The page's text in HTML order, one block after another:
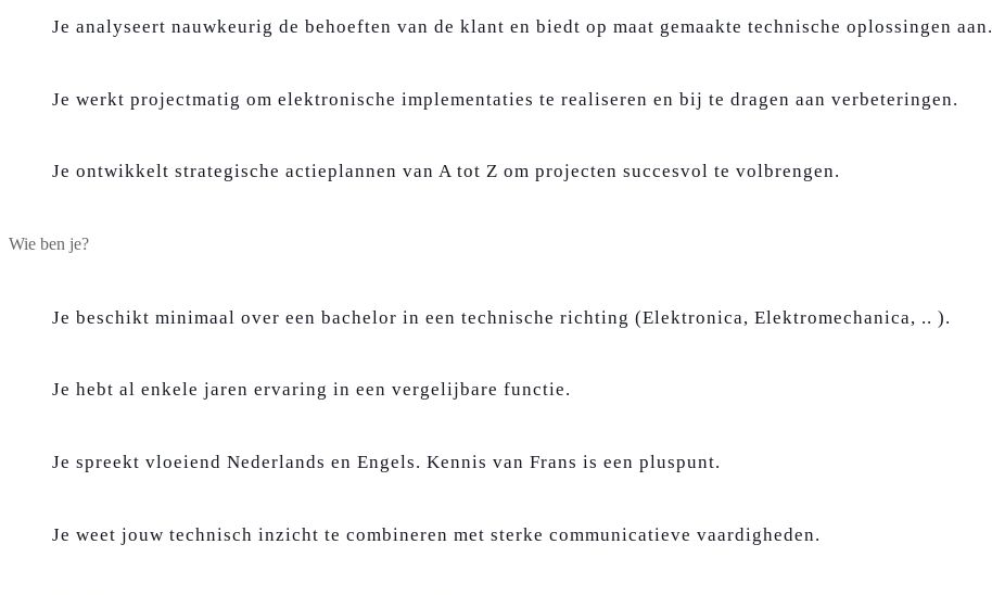
Je analyseert nauwkeurig de behoeften van de klant en biedt op maat gemaakte technische oplossingen aan.
Je werkt projectmatig om elektronische implementaties te realiseren en bij te dragen aan verbeteringen.
Je ontwikkelt strategische actieplannen van A tot Z om projecten succesvol te volbrengen.
Wie ben je?
Je beschikt minimaal over een bachelor in een technische richting (Elektronica, Elektromechanica, .. ).
Je hebt al enkele jaren ervaring in een vergelijbare functie.
Je spreekt vloeiend Nederlands en Engels. Kennis van Frans is een pluspunt.
Je weet jouw technisch inzicht te combineren met sterke communicatieve vaardigheden.